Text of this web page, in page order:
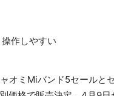
作しやすい